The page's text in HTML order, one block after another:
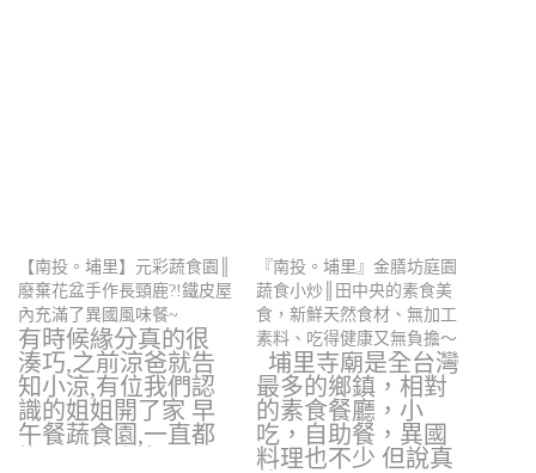
【南投。埔里】元彩蔬食園║
廢棄花盆手作長頸鹿?!鐵皮屋
內充滿了異國風味餐~
有時候緣分真的很
湊巧,之前涼爸就告
知小涼,有位我們認
識的姐姐開了家 早
午餐蔬食園,一直都
『南投。埔里』金膳坊庭園
蔬食小炒║田中央的素食美
食，新鮮天然食材、無加工
素料、吃得健康又無負擔～
埔里寺廟是全台灣
最多的鄉鎮，相對
的素食餐廳，小
吃，自助餐，異國
料理也不少 但說真